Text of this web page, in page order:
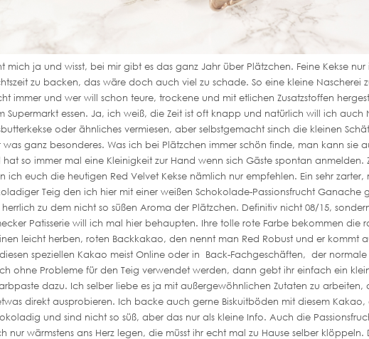
mich ja und wisst, bei mir gibt es das ganz Jahr über Plätzchen. Feine Kekse nur
zu backen, das wäre doch auch viel zu schade. So eine kleine Nascherei
immer und wer will schon teure, trockene und mit etlichen Zusatzstoffen
Supermarkt essen. Ja, ich weiß, die Zeit ist oft knapp und natürlich will ich auch
oder ähnliches vermiesen, aber selbstgemacht sinch die kleinen
was ganz besonderes. Was ich bei Plätzchen immer schön finde, man kann sie
so immer mal eine Kleinigkeit zur Hand wenn sich Gäste spontan anmelden.
ich euch die heutigen Red Velvet Kekse nämlich nur empfehlen. Ein sehr zarter,
Teig den ich hier mit einer weißen Schokolade-Passionsfrucht Ganache
herrlich zu dem nicht so süßen Aroma der Plätzchen. Definitiv nicht 08/15,
Patisserie will ich mal hier behaupten. Ihre tolle rote Farbe bekommen die
leicht herben, roten Backkakao, den nennt man Red Robust und er kommt
speziellen Kakao meist Online oder in Back-Fachgeschäften, der
ohne Probleme für den Teig verwendet werden, dann gebt ihr einfach ein
dazu. Ich selber liebe es ja mit außergewöhnlichen Zutaten zu arbeiten,
direkt ausprobieren. Ich backe auch gerne Biskuitböden mit diesem Kakao,
und sind nicht so süß, aber das nur als kleine Info. Auch die
nur wärmstens ans Herz legen, die müsst ihr echt mal zu Hause selber klöppeln.